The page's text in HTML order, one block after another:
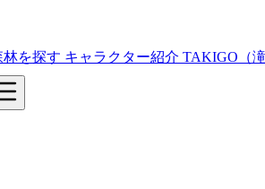
林を探す キャラクター紹介 TAKIGO（